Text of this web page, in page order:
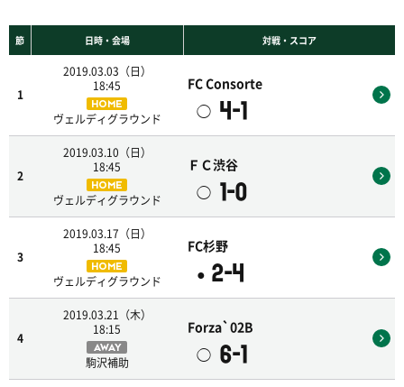
節 日時・会場 対戦・スコア
1
2019.03.03（日）
18:45
HOME
ヴェルディグラウンド
FC Consorte
◯ 4-1
2
2019.03.10（日）
18:45
HOME
ヴェルディグラウンド
ＦＣ渋谷
◯ 1-0
3
2019.03.17（日）
18:45
HOME
ヴェルディグラウンド
FC杉野
● 2-4
4
2019.03.21（木）
18:15
AWAY
駒沢補助
Forza`02B
◯ 6-1